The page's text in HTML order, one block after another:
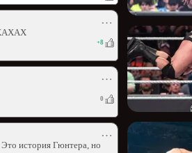
⋯
+8
⋯
0
⋯
история Гюнтера, но